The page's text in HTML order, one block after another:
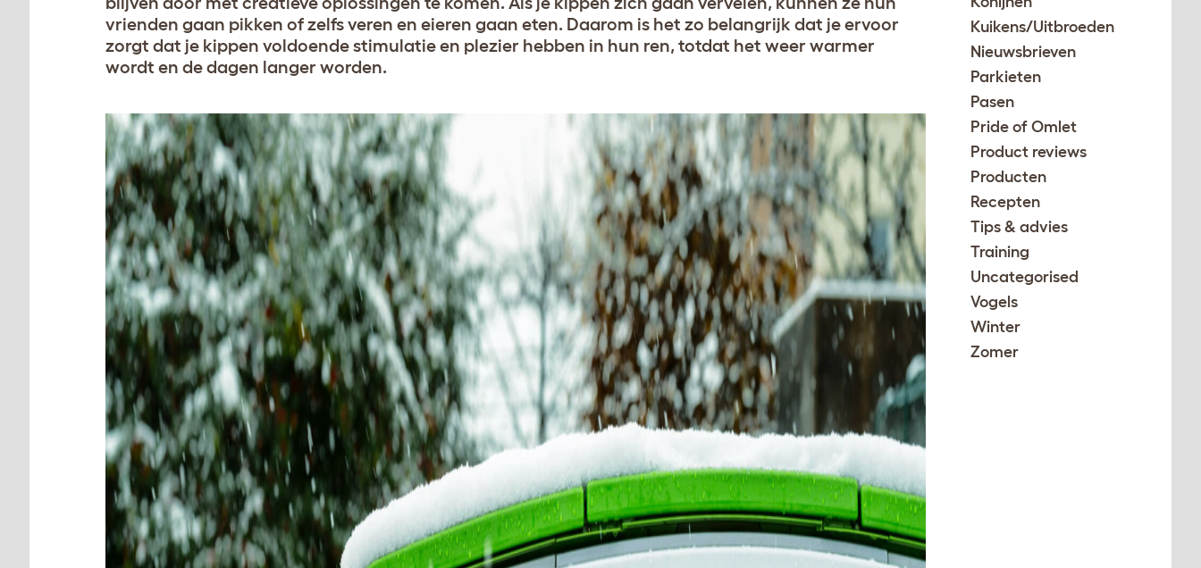
vrienden gaan pikken of zelfs veren en eieren gaan eten. Daarom is het zo belangrijk dat je ervoor
zorgt dat je kippen voldoende stimulatie en plezier hebben in hun ren, totdat het weer warmer
wordt en de dagen langer worden.
Kuikens/Uitbroeden
Nieuwsbrieven
Parkieten
Pasen
Pride of Omlet
Product reviews
Producten
Recepten
Tips & advies
Training
Uncategorised
Vogels
Winter
Zomer